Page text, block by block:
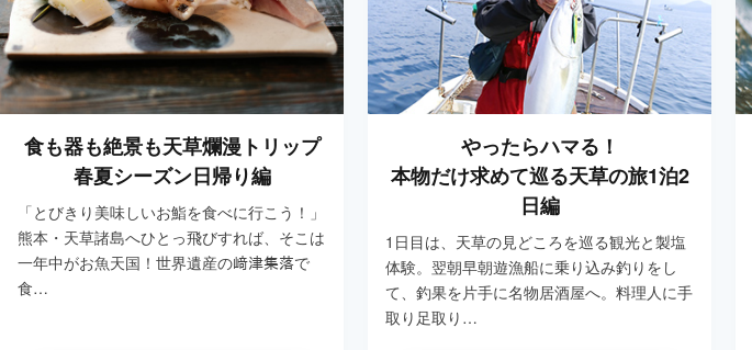
食も器も絶景も天草爛漫トリップ
春夏シーズン日帰り編
「とびきり美味しいお鮨を食べに行こう！」
熊本・天草諸島へひとっ飛びすれば、そこは
一年中がお魚天国！世界遺産の﨑津集落で
食…
やったらハマる！
本物だけ求めて巡る天草の旅1泊2
日編
1日目は、天草の見どころを巡る観光と製塩
体験。翌朝早朝遊漁船に乗り込み釣りをし
て、釣果を片手に名物居酒屋へ。料理人に手
取り足取り…